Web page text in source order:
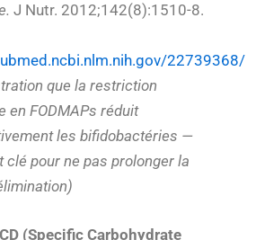
J Nutr. 2012;142(8):1510-8.
22739368/
que la restriction
en FODMAPs réduit
les bifidobactéries —
clé pour ne pas prolonger la
(Specific Carbohydrate